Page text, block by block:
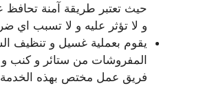
حيث تعتبر طريقة آمنة تحافظ
و لا تؤثر عليه و لا تسبب اي
يقوم بعملية غسيل و تنظيف
المفروشات من ستائر و كنب
فريق عمل مختص بهذه